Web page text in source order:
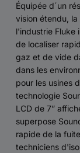
Équipée d´un
vision étendu,
l'industrie Fluke
de localiser
gaz et de vide
dans les
pour les usines
technologie
LCD de 7”
superpose
rapide de la
techniciens